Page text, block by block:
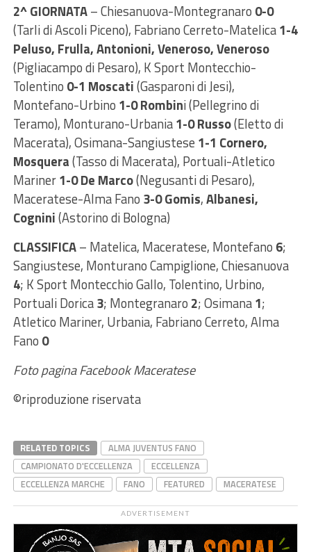
2^ GIORNATA– Chiesanuova-Montegranaro 0-0
(Tarli di Ascoli Piceno), Fabriano Cerreto-Matelica1-4
Peluso, Frulla, Antonioni, Veneroso, Veneroso
(Pigliacampo di Pesaro), K Sport Montecchio-
Tolentino 0-1 Moscati(Gasparoni di Jesi),
Montefano-Urbino 1-0 Rombini (Pellegrino di
Teramo), Monturano-Urbania1-0 Russo(Eletto di
Macerata), Osimana-Sangiustese 1-1 Cornero,
Mosquera(Tasso di Macerata), Portuali-Atletico
Mariner1-0 De Marco(Negusanti di Pesaro),
Maceratese-Alma Fano 3-0 Gomis,Albanesi,
Cognini(Astorino di Bologna)
CLASSIFICA– Matelica, Maceratese, Montefano 6;
Sangiustese, Monturano Campiglione, Chiesanuova
4; K Sport Montecchio Gallo, Tolentino, Urbino,
Portuali Dorica3; Montegranaro 2; Osimana1;
Atletico Mariner, Urbania, Fabriano Cerreto, Alma
Fano 0
Foto pagina Facebook Maceratese
©riproduzione riservata
RELATED TOPICS
ALMA JUVENTUS FANO
CAMPIONATO D'ECCELLENZA
ECCELLENZA
ECCELLENZA MARCHE
FANO FEATURED MACERATESE
ADVERTISEMENT